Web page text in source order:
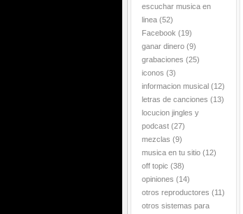
escuchar musica en
linea (52)
Facebook (19)
ganar dinero (9)
grabaciones (25)
iconos (3)
informacion musical (12)
letras de canciones (13)
locucion jingles y
podcast (27)
mezclas (9)
musica en tu sitio (12)
off topic (38)
opiniones (14)
otros reproductores (11)
otros sistemas para